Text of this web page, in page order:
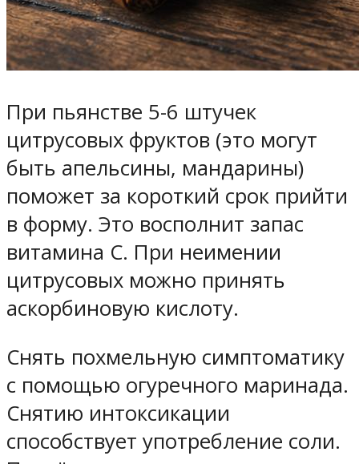
При пьянстве 5-6 штучек
цитрусовых фруктов (это могут
быть апельсины, мандарины)
поможет за короткий срок прийти
в форму. Это восполнит запас
витамина С. При неимении
цитрусовых можно принять
аскорбиновую кислоту.
Снять похмельную симптоматику
с помощью огуречного маринада.
Снятию интоксикации
способствует употребление соли.